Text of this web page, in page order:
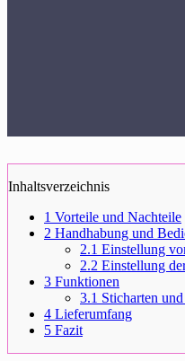
Inhaltsverzeichnis
1 Vorteile und Nachteile
2 Handhabung und
2.1 Einstellung
2.2 Einstellung
3 Funktionen
3.1 Sticharten
4 Lieferumfang
5 Fazit